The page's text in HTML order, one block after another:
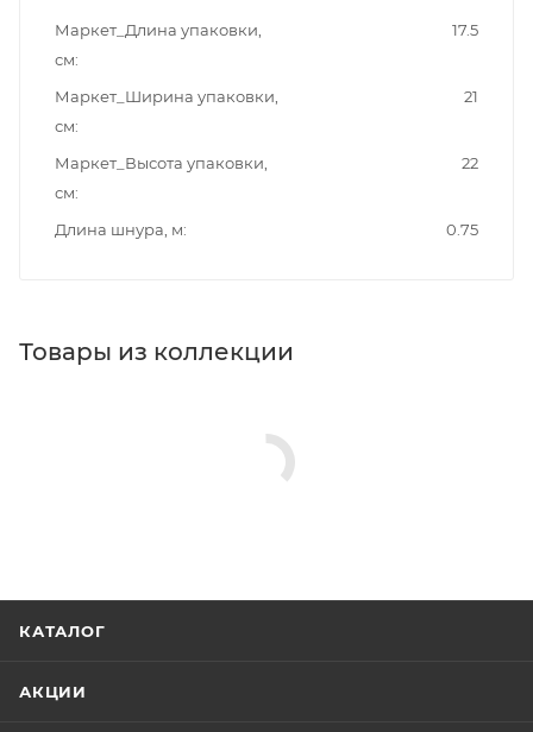
Маркет_Длина упаковки,
см
17.5
Маркет_Ширина упаковки,
см
21
Маркет_Высота упаковки,
см
22
Длина шнура, м 0.75
Товары из коллекции
КАТАЛОГ
АКЦИИ